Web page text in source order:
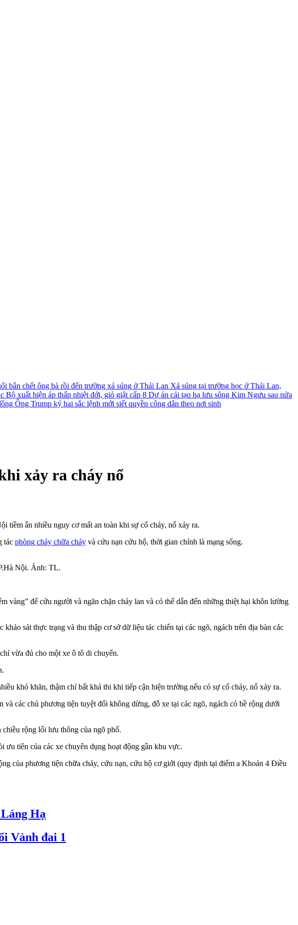
bắn chết ông bà rồi đến trường xả súng ở Thái Lan Xả súng tại trường học ở Thái Lan,
Bộ xuất hiện áp thấp nhiệt đới, gió giật cấp 8 Dự án cải tạo hạ lưu sông Kim Ngưu sau nửa
Ông Trump ký hai sắc lệnh mới siết quyền công dân theo nơi sinh
xảy ra cháy nổ
tiềm ẩn nhiều nguy cơ mất an toàn khi sự cố cháy, nổ xảy ra.
tác phòng cháy chữa cháy và cứu nạn cứu hộ, thời gian chính là mạng sống.
Nội. Ảnh: TL.
vàng” để cứu người và ngăn chặn cháy lan và có thể dẫn đến những thiệt hại khôn lường
sát thực trạng và thu thập cơ sở dữ liệu tác chiến tại các ngõ, ngách trên địa bàn các
vừa đủ cho một xe ô tô di chuyển.
khó khăn, thậm chí bất khả thi khi tiếp cận hiện trường nếu có sự cố cháy, nổ xảy ra.
các chủ phương tiện tuyệt đối không dừng, đỗ xe tại các ngõ, ngách có bề rộng dưới
chiều rộng lối lưu thông của ngõ phố.
tiên của các xe chuyên dụng hoạt động gần khu vực.
của phương tiện chữa cháy, cứu nạn, cứu hộ cơ giới (quy định tại điểm a Khoản 4 Điều
Hạ
Vành đai 1